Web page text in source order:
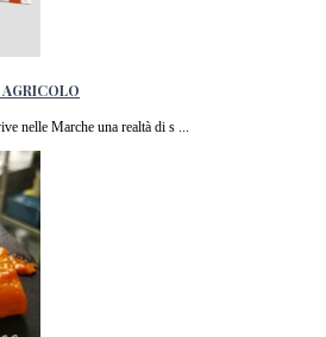
nelle Marche una realtà di s ...